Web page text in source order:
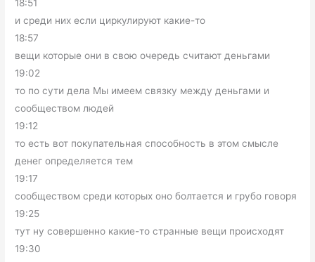
18:51
и среди них если циркулируют какие-то
18:57
вещи которые они в свою очередь считают деньгами
19:02
то по сути дела Мы имеем связку между деньгами и
сообществом людей
19:12
то есть вот покупательная способность в этом смысле
денег определяется тем
19:17
сообществом среди которых оно болтается и грубо говоря
19:25
тут ну совершенно какие-то странные вещи происходят
19:30